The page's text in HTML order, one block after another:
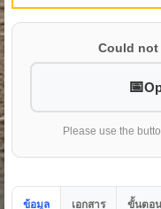
Could
Please use the
ข้อมูล เอกสาร ขั้นตอน